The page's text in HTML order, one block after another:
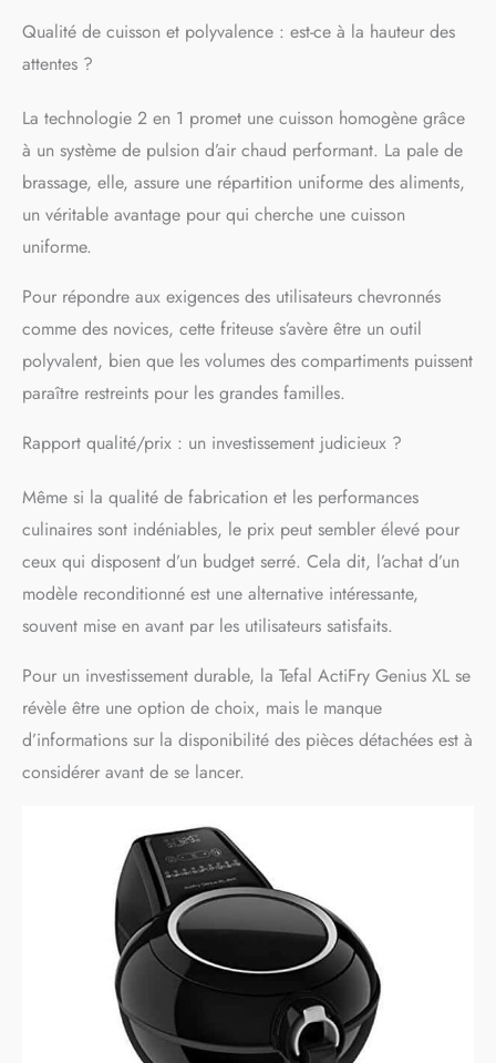
bois, en plastique ou en
Qualité de cuisson et polyvalence : est-ce à la hauteur des
attentes ?
La technologie 2 en 1 promet une cuisson homogène grâce
à un système de pulsion d’air chaud performant. La pale de
brassage, elle, assure une répartition uniforme des aliments,
un véritable avantage pour qui cherche une cuisson
uniforme.
Pour répondre aux exigences des utilisateurs chevronnés
comme des novices, cette friteuse s’avère être un outil
polyvalent, bien que les volumes des compartiments puissent
paraître restreints pour les grandes familles.
Rapport qualité/prix : un investissement judicieux ?
Même si la qualité de fabrication et les performances
culinaires sont indéniables, le prix peut sembler élevé pour
ceux qui disposent d’un budget serré. Cela dit, l’achat d’un
modèle reconditionné est une alternative intéressante,
souvent mise en avant par les utilisateurs satisfaits.
Pour un investissement durable, la Tefal ActiFry Genius XL se
révèle être une option de choix, mais le manque
d’informations sur la disponibilité des pièces détachées est à
considérer avant de se lancer.